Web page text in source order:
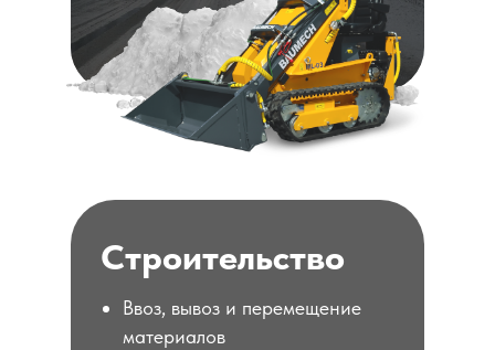
Строительство
Ввоз, вывоз и перемещение
материалов